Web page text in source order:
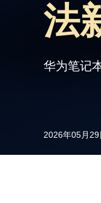
法
华为笔记
2026年05月